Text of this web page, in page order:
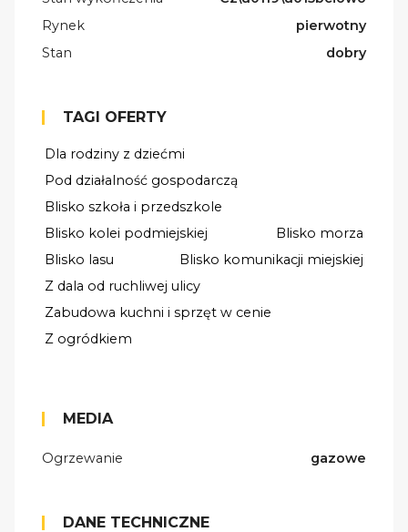
Rynek
pierwotny
Stan
dobry
TAGI OFERTY
Dla rodziny z dziećmi
Pod działalność gospodarczą
Blisko szkoła i przedszkole
Blisko kolei podmiejskiej
Blisko morza
Blisko lasu
Blisko komunikacji miejskiej
Z dala od ruchliwej ulicy
Zabudowa kuchni i sprzęt w cenie
Z ogródkiem
MEDIA
Ogrzewanie gazowe
DANE TECHNICZNE